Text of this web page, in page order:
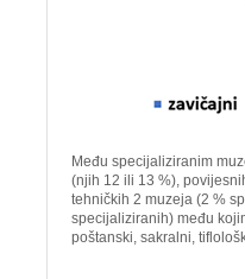
Među specijaliziranim
(njih 12 ili 13 %),
tehničkih 2 muzeja (2 %
specijaliziranih) među
poštanski, sakralni,